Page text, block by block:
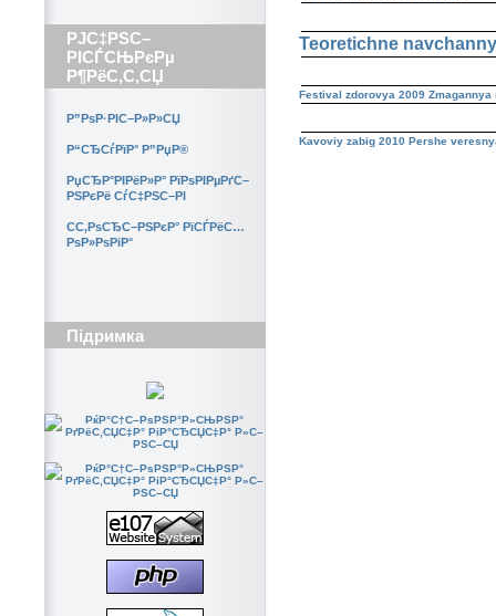
РЈС‡РЅС–
РІСЃСЊРєРµ
Р¶РёС‚С‚СЏ
Р”РѕР·РІС–Р»Р»СЏ
Р“СЂСѓРїР° Р”РџР®
РџСЂР°РІРёР»Р° РїРѕРІРµРґС–
РЅРєРё СѓС‡РЅС–РІ
CС‚РѕСЂС–РЅРєР° РїСЃРёС…
РѕР»РѕРіР°
Підримка
Teoretichne
Festival zdorovya 2009
Kavoviy zabig 2010 Pershe